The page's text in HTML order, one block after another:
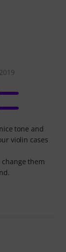
tone and
violin cases
them